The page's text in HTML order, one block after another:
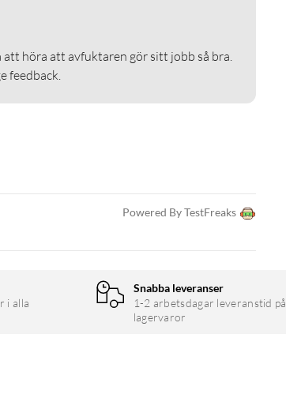
att höra att avfuktaren gör sitt jobb så bra.
feedback.
Powered By TestFreaks
i alla
Snabba leveranser
1-2 arbetsdagar leveranstid på
lagervaror